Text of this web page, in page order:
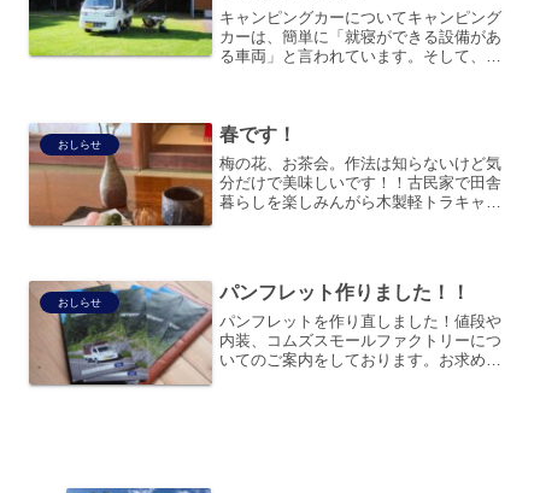
キャンピングカーについてキャンピング
カーは、簡単に「就寝ができる設備があ
る車両」と言われています。そして、キ
持って頂ければと思います。...
おしらせ 春です！
梅の花、お茶会。作法は知らないけど気
分だけで美味しいです！！古民家で田舎
暮らしを楽しみんがら木製軽トラキャン
おしらせ パンフレット作りました！！
パンフレットを作り直しました！値段や
内装、コムズスモールファクトリーにつ
いてのご案内をしております。お求めの